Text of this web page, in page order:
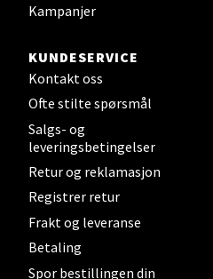
Kampanjer
KUNDESERVICE
Kontakt oss
Ofte stilte spørsmål
Salgs- og
leveringsbetingelser
Retur og reklamasjon
Registrer retur
Frakt og leveranse
Betaling
Spor bestillingen din
Lørenskog - Thon
Gamleveien 88, 1461
Åpent i dag 10-21
8 i butikk